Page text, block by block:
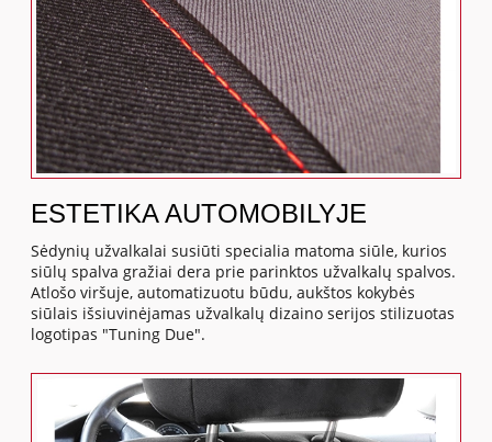
ESTETIKA AUTOMOBILYJE
Sėdynių užvalkalai susiūti specialia matoma siūle, kurios
siūlų spalva gražiai dera prie parinktos užvalkalų spalvos.
Atlošo viršuje, automatizuotu būdu, aukštos kokybės
siūlais išsiuvinėjamas užvalkalų dizaino serijos stilizuotas
logotipas "Tuning Due".